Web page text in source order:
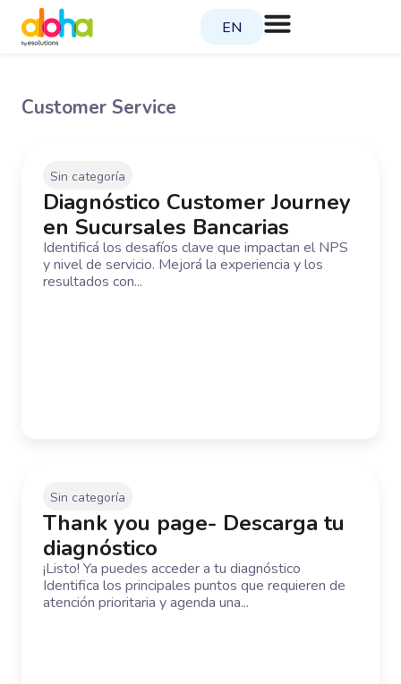
EN
Customer Service
Sin categoría
Diagnóstico Customer Journey
en Sucursales Bancarias
Identificá los desafíos clave que impactan el NPS
y nivel de servicio. Mejorá la experiencia y los
resultados con...
Sin categoría
Thank you page- Descarga tu
diagnóstico
¡Listo! Ya puedes acceder a tu diagnóstico
Identifica los principales puntos que requieren de
atención prioritaria y agenda una...